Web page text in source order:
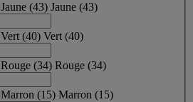
Jaune (43) Jaune (43)
Vert (40) Vert (40)
Rouge (34) Rouge (34)
Marron (15) Marron (15)